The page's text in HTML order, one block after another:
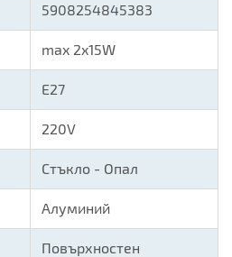
5908254845383
max 2x15W
E27
220V
Стъкло - Опал
Алуминий
Повърхностен